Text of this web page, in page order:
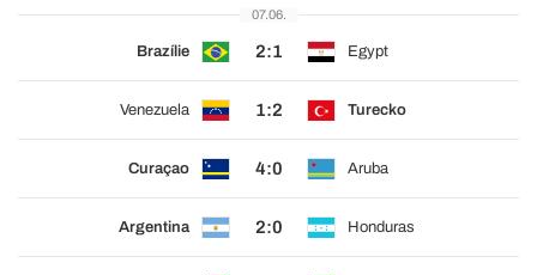
07.06.
Brazílie 2:1 Egypt
Venezuela 1:2 Turecko
Curaçao 4:0 Aruba
Argentina 2:0 Honduras